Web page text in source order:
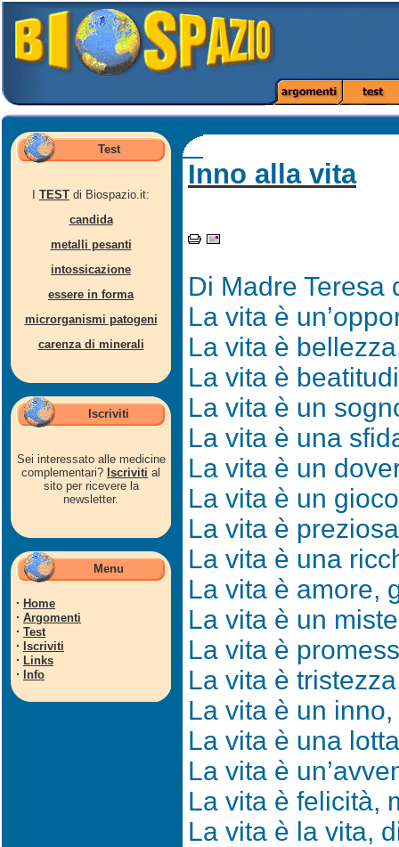
Test
TEST di Biospazio.it:
candida
metalli pesanti
intossicazione
essere in forma
microrganismi patogeni
carenza di minerali
Iscriviti
Sei interessato alle medicine
complementari? Iscriviti al
sito per ricevere la
newsletter.
Menu
· Home
· Argomenti
· Test
· Iscriviti
· Links
· Info
Inno alla vita
Di Madre Teresa
La vita è
La vita è
La vita è
La vita è un
La vita è una
La vita è un
La vita è un
La vita è
La vita è una
La vita è amore,
La vita è un
La vita è
La vita è
La vita è un
La vita è una
La vita è
La vita è felicità,
La vita è la vita,